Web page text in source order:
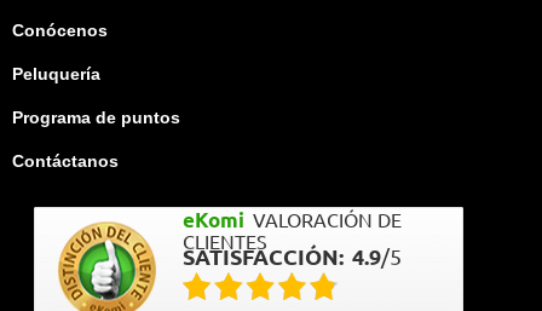
Conócenos
Peluquería
Programa de puntos
Contáctanos
eKomi VALORACIÓN DE
CLIENTES
SATISFACCIÓN: 4.9/5